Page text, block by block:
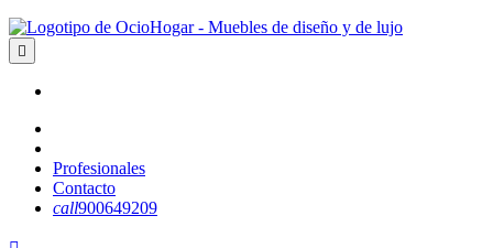

Profesionales
Contacto
call900649209